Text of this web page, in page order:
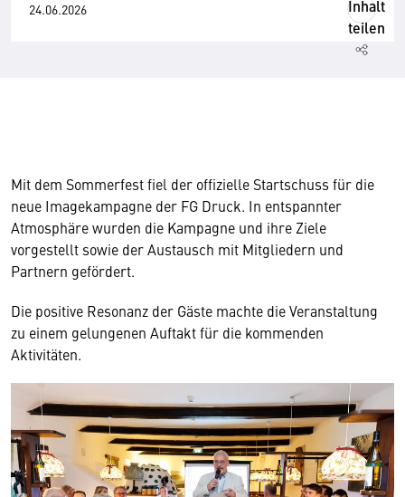
24.06.2026
Inhalt
teilen
Mit dem Sommerfest fiel der offizielle Startschuss für die
neue Imagekampagne der FG Druck. In entspannter
Atmosphäre wurden die Kampagne und ihre Ziele
vorgestellt sowie der Austausch mit Mitgliedern und
Partnern gefördert.
Die positive Resonanz der Gäste machte die Veranstaltung
zu einem gelungenen Auftakt für die kommenden
Aktivitäten.